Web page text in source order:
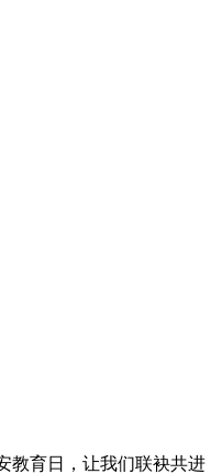
育日，让我们联袂共进